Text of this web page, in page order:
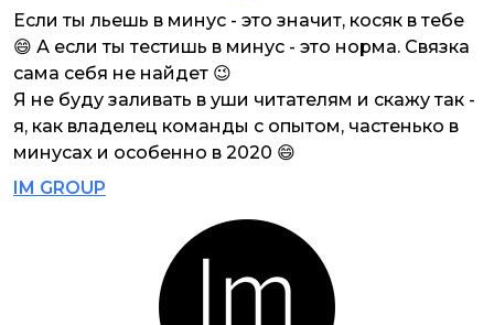
Если ты льешь в минус - это значит, косяк в тебе
😄 А если ты тестишь в минус - это норма. Связка
сама себя не найдет 😉
Я не буду заливать в уши читателям и скажу так -
я, как владелец команды с опытом, частенько в
минусах и особенно в 2020 😄
IM GROUP